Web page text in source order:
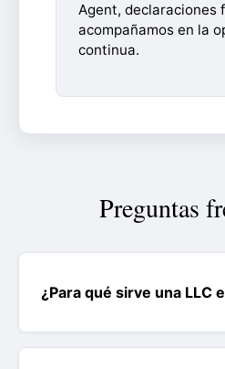
Agent, declaraciones
acompañamos en la
continua.
Preguntas
¿Para qué sirve una LLC